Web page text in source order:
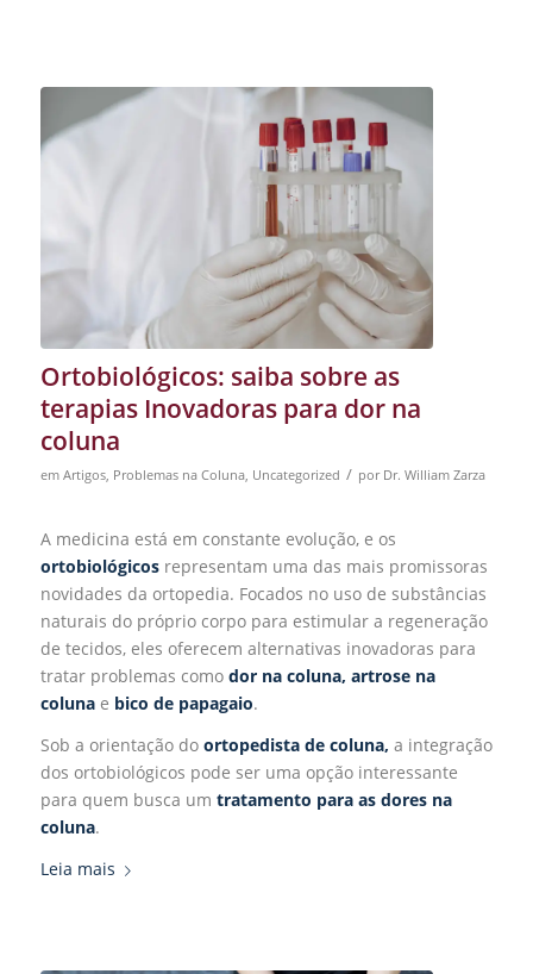
Ortobiológicos: saiba sobre as
terapias Inovadoras para dor na
coluna
em Artigos, Problemas na Coluna, Uncategorized / por Dr. William Zarza
A medicina está em constante evolução, e os
ortobiológicos representam uma das mais promissoras
novidades da ortopedia. Focados no uso de substâncias
naturais do próprio corpo para estimular a regeneração
de tecidos, eles oferecem alternativas inovadoras para
tratar problemas como dor na coluna, artrosena
colunae bico de papagaio.
Sob a orientação do ortopedista de coluna, a integração
dos ortobiológicos pode ser uma opção interessante
para quem busca um tratamento para as dores na
coluna.
Leia mais